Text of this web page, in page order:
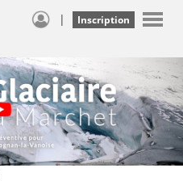
| Inscription